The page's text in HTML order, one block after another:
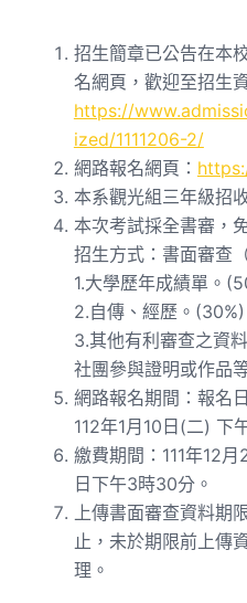
招生簡章已公告在本
名網頁，歡迎至招生
https://
ized/1111206-2/
網路報名網頁：
本系觀光組三年級招
本次考試採全書審，
招生方式：書面審查（
1.大學歷年成績單。
2.自傳、經歷。(30%)
3.其他有利審查之資
社團參與證明或作品
網路報名期間：報名
112年1月10日(二) 下
繳費期間：111年12
日下午3時30分。
上傳書面審查資料期
止，未於期限前上傳
理。